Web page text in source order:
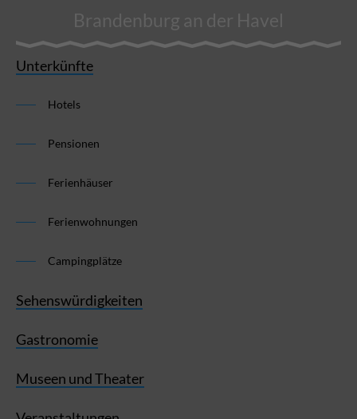
Brandenburg an der Havel
Unterkünfte
Hotels
Pensionen
Ferienhäuser
Ferienwohnungen
Campingplätze
Sehenswürdigkeiten
Gastronomie
Museen und Theater